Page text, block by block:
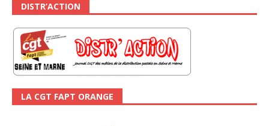
DISTR’ACTION
LA CGT FAPT ORANGE